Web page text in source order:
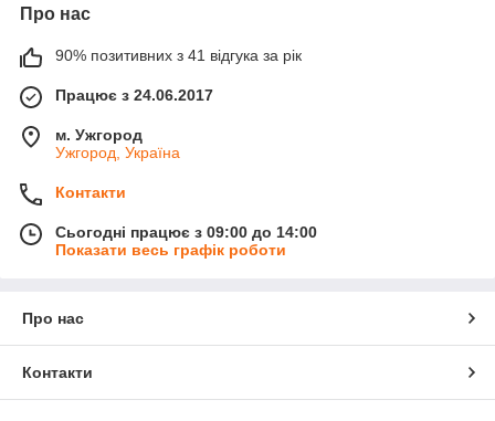
Про нас
90% позитивних з 41 відгука за рік
Працює з 24.06.2017
м. Ужгород
Ужгород, Україна
Контакти
Сьогодні працює з 09:00 до 14:00
Показати весь графік роботи
Про нас
Контакти